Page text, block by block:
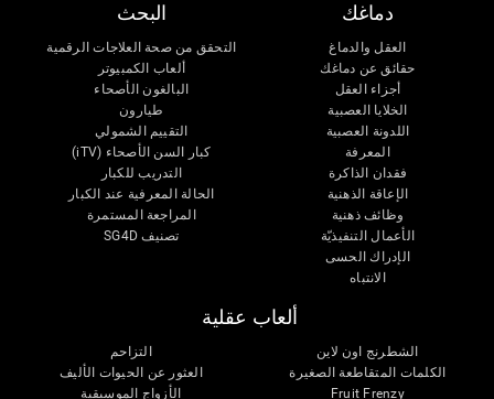
دماغك
العقل والدماغ
حقائق عن دماغك
أجزاء العقل
الخلايا العصبية
اللدونة العصبية
المعرفة
فقدان الذاكرة
الإعاقة الذهنية
وظائف ذهنية
الأعمال التنفيذيّة
الإدراك الحسى
الانتباه
البحث
التحقق من صحة العلاجات الرقمية
ألعاب الكمبيوتر
البالغون الأصحاء
طيارون
التقييم الشمولي
كبار السن الأصحاء (iTV)
التدريب للكبار
الحالة المعرفية عند الكبار
المراجعة المستمرة
تصنيف SG4D
ألعاب عقلية
الشطرنج اون لاين
الكلمات المتقاطعة الصغيرة
Fruit Frenzy
التزاحم
العثور عن الحيوات الأليف
الأزواج الموسيقية